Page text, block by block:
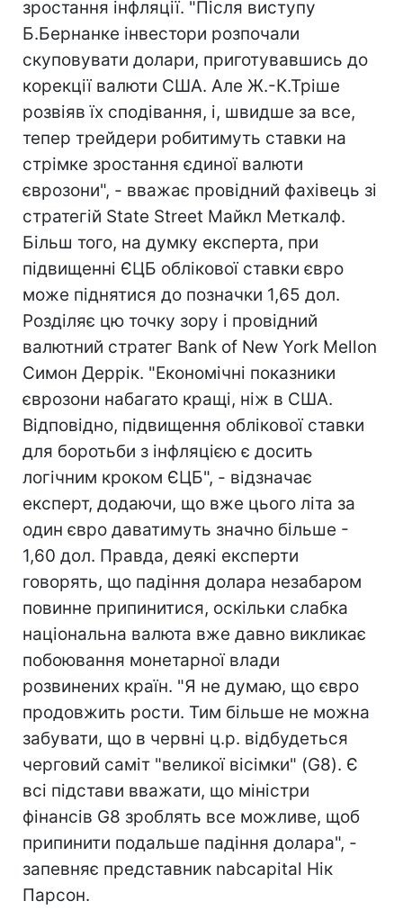
зростання інфляції. "Після виступу
Б.Бернанке інвестори розпочали
скуповувати долари, приготувавшись до
корекції валюти США. Але Ж.-К.Тріше
розвіяв їх сподівання, і, швидше за все,
тепер трейдери робитимуть ставки на
стрімке зростання єдиної валюти
єврозони", - вважає провідний фахівець зі
стратегій State Street Майкл Меткалф.
Більш того, на думку експерта, при
підвищенні ЄЦБ облікової ставки євро
може піднятися до позначки 1,65 дол.
Розділяє цю точку зору і провідний
валютний стратег Bank of New York Mellon
Симон Деррік. "Економічні показники
єврозони набагато кращі, ніж в США.
Відповідно, підвищення облікової ставки
для боротьби з інфляцією є досить
логічним кроком ЄЦБ", - відзначає
експерт, додаючи, що вже цього літа за
один євро даватимуть значно більше -
1,60 дол. Правда, деякі експерти
говорять, що падіння долара незабаром
повинне припинитися, оскільки слабка
національна валюта вже давно викликає
побоювання монетарної влади
розвинених країн. "Я не думаю, що євро
продовжить рости. Тим більше не можна
забувати, що в червні ц.р. відбудеться
черговий саміт "великої вісімки" (G8). Є
всі підстави вважати, що міністри
фінансів G8 зроблять все можливе, щоб
припинити подальше падіння долара", -
запевняє представник nabcapital Нік
Парсон.